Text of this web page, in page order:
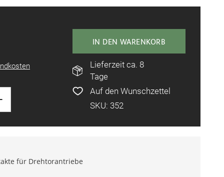
IN DEN WARENKORB
Lieferzeit ca. 8
Tage
Auf den Wunschzettel
SKU: 352
für Drehtorantriebe